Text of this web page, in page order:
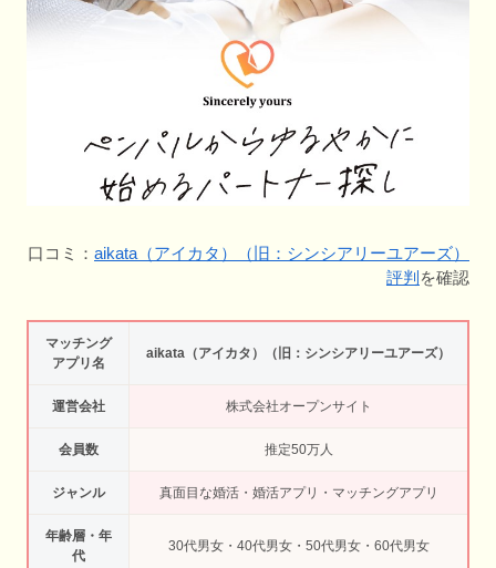
口コミ： aikata（アイカタ）（旧：シンシアリーユアーズ）
評判 を確認
マッチング
アプリ名
aikata（アイカタ）（旧：シンシアリーユアーズ）
運営会社 株式会社オープンサイト
会員数 推定50万人
ジャンル 真面目な婚活・婚活アプリ・マッチングアプリ
年齢層・年
代
30代男女・40代男女・50代男女・60代男女